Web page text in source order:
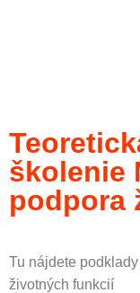
školenie
podpora
Tu nájdete
životných funkcií